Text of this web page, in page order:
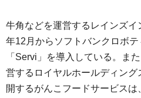
牛角などを運営するレインズ
年12月からソフトバンクロボテ
「Servi」を導入している。ま
営するロイヤルホールディン
開するがんこフードサービス